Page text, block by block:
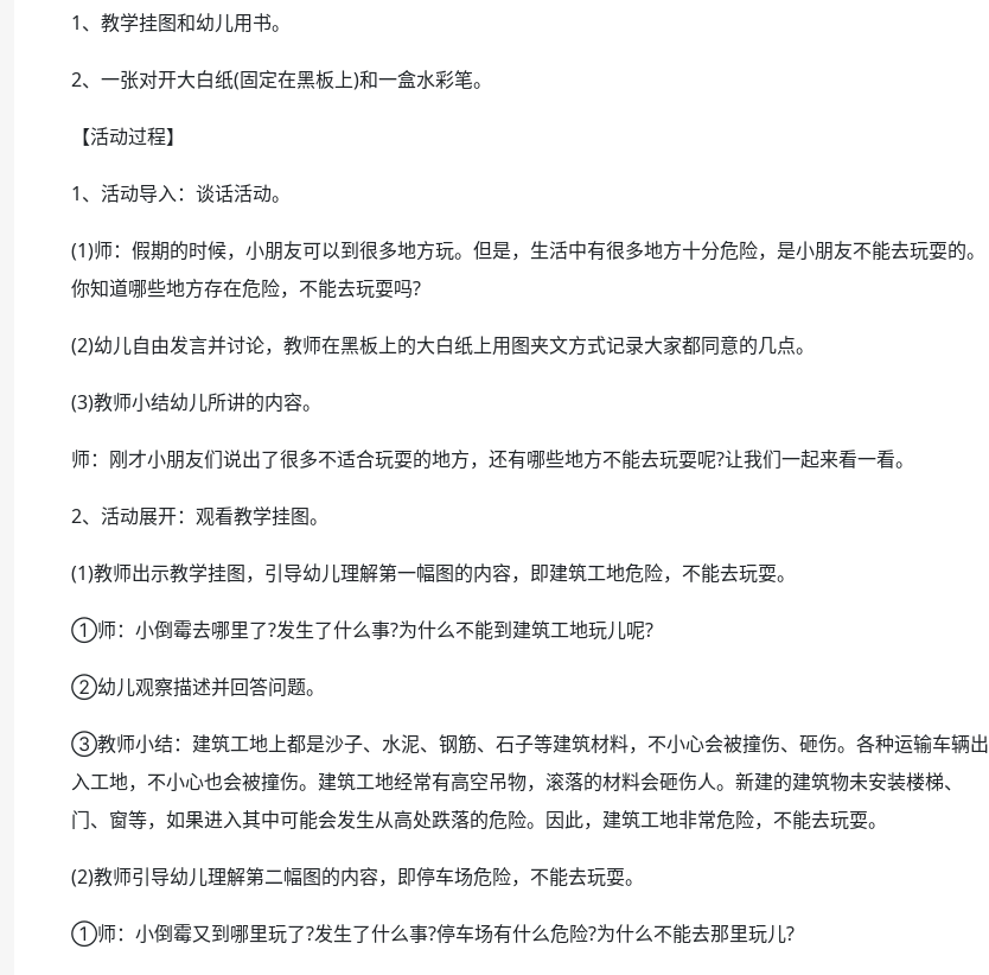
1、教学挂图和幼儿用书。
2、一张对开大白纸(固定在黑板上)和一盒水彩笔。
【活动过程】
1、活动导入：谈话活动。
(1)师：假期的时候，小朋友可以到很多地方玩。但是，生活中有很多地方十分危险，是小朋友不能去玩耍的。
你知道哪些地方存在危险，不能去玩耍吗?
(2)幼儿自由发言并讨论，教师在黑板上的大白纸上用图夹文方式记录大家都同意的几点。
(3)教师小结幼儿所讲的内容。
师：刚才小朋友们说出了很多不适合玩耍的地方，还有哪些地方不能去玩耍呢?让我们一起来看一看。
2、活动展开：观看教学挂图。
(1)教师出示教学挂图，引导幼儿理解第一幅图的内容，即建筑工地危险，不能去玩耍。
①师：小倒霉去哪里了?发生了什么事?为什么不能到建筑工地玩儿呢?
②幼儿观察描述并回答问题。
③教师小结：建筑工地上都是沙子、水泥、钢筋、石子等建筑材料，不小心会被撞伤、砸伤。各种运输车辆出
入工地，不小心也会被撞伤。建筑工地经常有高空吊物，滚落的材料会砸伤人。新建的建筑物未安装楼梯、
门、窗等，如果进入其中可能会发生从高处跌落的危险。因此，建筑工地非常危险，不能去玩耍。
(2)教师引导幼儿理解第二幅图的内容，即停车场危险，不能去玩耍。
①师：小倒霉又到哪里玩了?发生了什么事?停车场有什么危险?为什么不能去那里玩儿?